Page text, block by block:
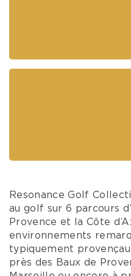
Resonance Golf
au golf sur 6 parcours
Provence et la Côte
environnements
typiquement
près des Baux de